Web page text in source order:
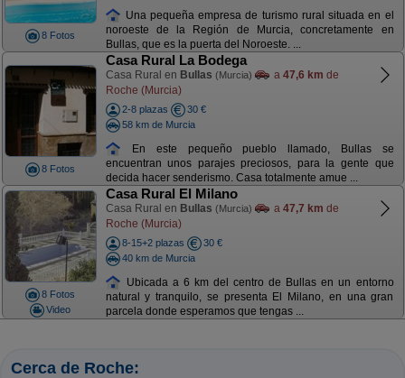
8 Fotos
Una pequeña empresa de turismo rural situada en el
noroeste de la Región de Murcia, concretamente en
Bullas, que es la puerta del Noroeste. ...
8 Fotos
Casa Rural La Bodega
Casa Rural en Bullas (Murcia) a 47,6 km de
Roche (Murcia)
2-8 plazas
30 €
58 km de Murcia
En este pequeño pueblo llamado, Bullas se
encuentran unos parajes preciosos, para la gente que
decida hacer senderismo. Casa totalmente amue ...
8 Fotos
Video
Casa Rural El Milano
Casa Rural en Bullas (Murcia) a 47,7 km de
Roche (Murcia)
8-15+2 plazas
30 €
40 km de Murcia
Ubicada a 6 km del centro de Bullas en un entorno
natural y tranquilo, se presenta El Milano, en una gran
parcela donde esperamos que tengas ...
Cerca de Roche: